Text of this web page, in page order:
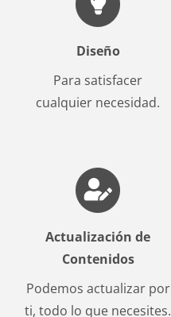
Diseño
Para satisfacer
cualquier necesidad.
Actualización de
Contenidos
Podemos actualizar por
ti, todo lo que necesites.